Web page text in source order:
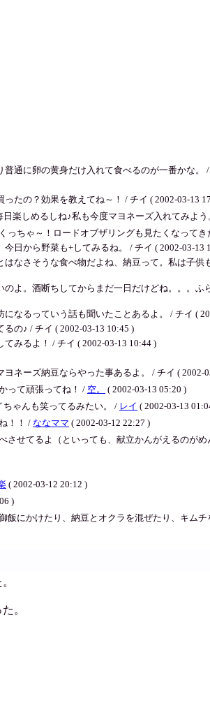
に卵の黄身だけ入れて食べるのが一番かな。 /
たの？効果を教えてね～！ / チイ ( 2002-03-13
楽しめるしね♪私も今度マヨネーズ入れてみよう
っちゃ～！ロードオブザリングも見たくなって
日から野菜も+してみるね。 / チイ ( 2002-03-13
なさそうな食べ物だよね、納豆って。私は子供
よ。酒断ちしてからまだ一日だけどね。。。ふ
なるっていう話も聞いたことあるよ。 / チイ (
の♪ / チイ ( 2002-03-13 10:45 )
みるよ！ / チイ ( 2002-03-13 10:44 )
ーズ納豆ならやった事あるよ。 / チイ ( 2002-
って頑張ってね！ / 空。
( 2002-03-13 05:20 )
ゃんも笑ってるみたい。 / レイ ( 2002-03-13
！！ /ななママ ( 2002-03-12 22:27 )
せてるよ（といっても、献立かんがえるのが
( 2002-03-12 20:12 )
)
にかけたり、納豆とオクラを混ぜたり、キム
。